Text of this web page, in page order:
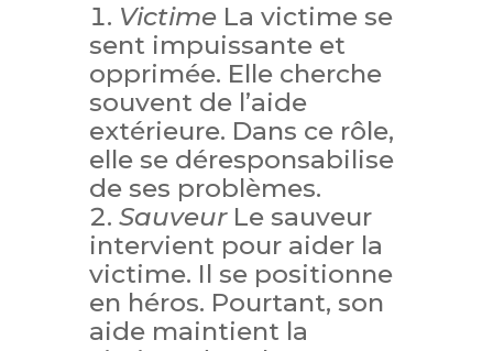
VictimeLa victime se
sent impuissante et
opprimée. Elle cherche
souvent de l’aide
extérieure. Dans ce rôle,
elle se déresponsabilise
de ses problèmes.
SauveurLe sauveur
intervient pour aider la
victime. Il se positionne
en héros. Pourtant, son
aide maintient la